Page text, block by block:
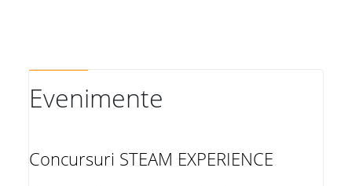
Evenimente
Concursuri STEAM EXPERIENCE